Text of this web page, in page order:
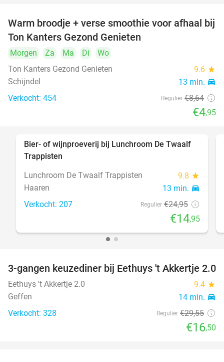
43%
Warm broodje + verse smoothie voor afhaal bij
Ton Kanters Gezond Genieten
Morgen Za Ma Di
Wo
Ton Kanters Gezond Genieten
9.6 star
Schijndel 13 min. directions_car
Verkocht: 454 Regulier €8,64
€4,95
40%
Bier- of wijnproeverij bij Lunchroom De Twaalf
Trappisten
Lunchroom De Twaalf Trappisten
9.8 star
Haaren 13 min. directions_car
Verkocht: 207 Regulier €24,95
€14,95
44%
3-gangen keuzediner bij Eethuys 't Akkertje 2.0
Eethuys 't Akkertje 2.0 9.4 star
Geffen 14 min. directions_car
Verkocht: 328 Regulier €29,55
€16,50